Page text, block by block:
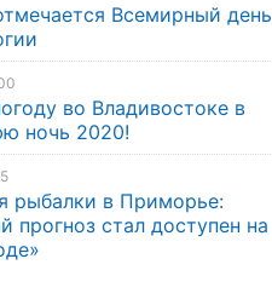
Всемирный день
во Владивостоке в
ночь 2020!
рыбалки в Приморье:
прогноз стал доступен на